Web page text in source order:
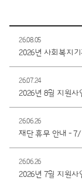
26.08.05
2026년 사회복지
26.07.24
2026년 8월 지원
26.06.26
재단 휴무 안내 - 7/
26.06.26
2026년 7월 지원